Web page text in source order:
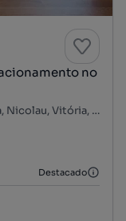
no
Baixa, Cedofeita, Ildefonso, Sé, Miragaia, Nicolau, Vitória, Porto, Porto
Destacado